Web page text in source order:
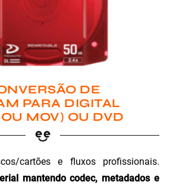
DE
PARA DIGITAL
MOV) OU DVD
cartões e fluxos profissionais.
mantendo codec, metadados e